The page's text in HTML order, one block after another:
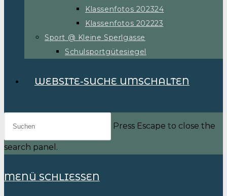
Klassenfotos 202324
Klassenfotos 202223
Sport @ Kleine Sperlgasse
Schulsportgütesiegel
WEBSITE-SUCHE UMSCHALTEN
Press Escape to close the
search panel.
MENÜ SCHLIESSEN